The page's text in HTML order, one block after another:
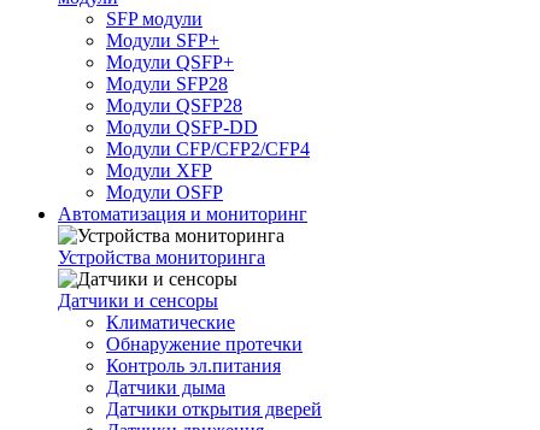
SFP модули
Модули SFP+
Модули QSFP+
Модули SFP28
Модули QSFP28
Модули QSFP-DD
Модули CFP/CFP2/CFP4
Модули XFP
Модули OSFP
Автоматизация и мониторинг
Устройства мониторинга
Датчики и сенсоры
Климатические
Обнаружение протечки
Контроль эл.питания
Датчики дыма
Датчики открытия дверей